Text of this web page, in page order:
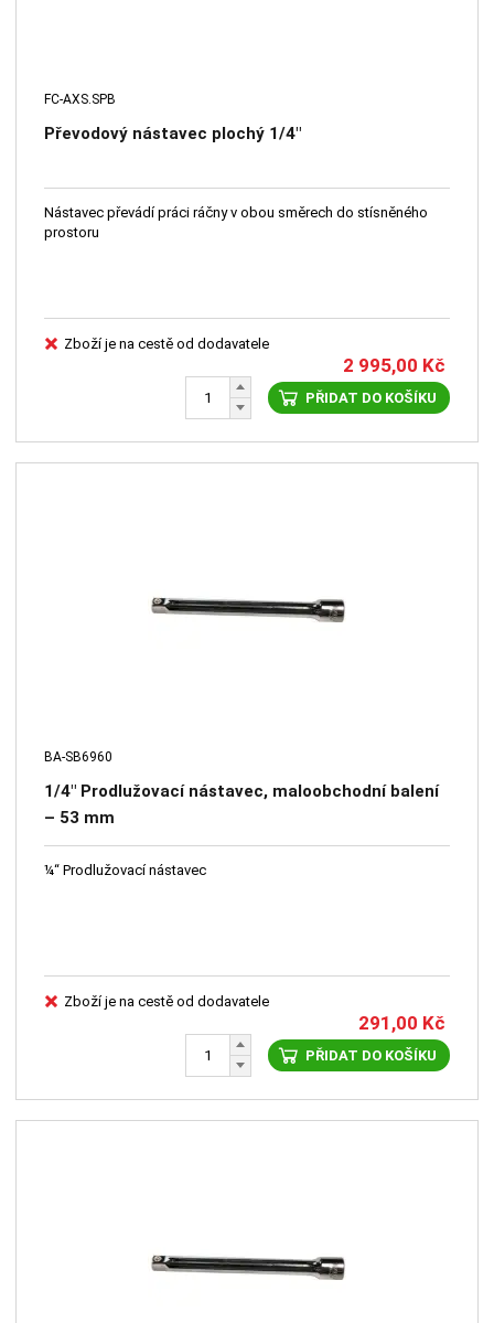
FC-AXS.SPB
Převodový nástavec plochý 1/4"
Nástavec převádí práci ráčny v obou směrech do stísněného
prostoru
Zboží je na cestě od dodavatele
2 995,00 Kč
PŘIDAT DO KOŠÍKU
BA-SB6960
1/4" Prodlužovací nástavec, maloobchodní balení
– 53 mm
¼“ Prodlužovací nástavec
Zboží je na cestě od dodavatele
291,00 Kč
PŘIDAT DO KOŠÍKU